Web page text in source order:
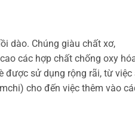
dào. Chúng giàu chất xơ,
các hợp chất chống oxy
được sử dụng rộng rãi, từ việc
cho đến việc thêm vào